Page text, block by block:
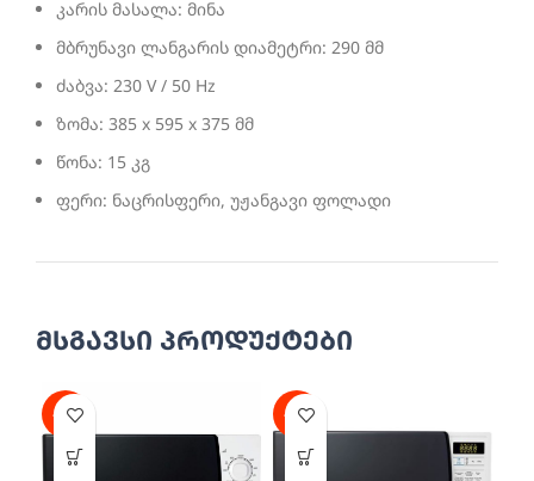
კარის მასალა: მინა
მბრუნავი ლანგარის დიამეტრი: 290 მმ
ძაბვა: 230 V / 50 Hz
ზომა: 385 x 595 x 375 მმ
წონა: 15 კგ
ფერი: ნაცრისფერი, უჟანგავი ფოლადი
მსგავსი პროდუქტები
-34% -25%